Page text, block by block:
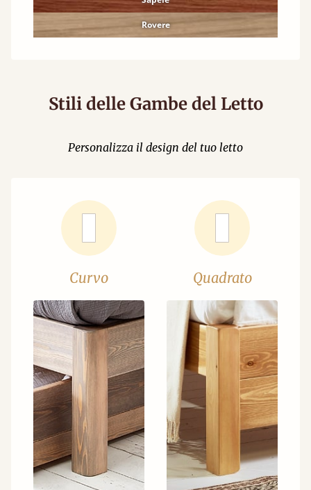
Rovere
Stili delle Gambe del Letto
Personalizza il design del tuo letto
Curvo Quadrato